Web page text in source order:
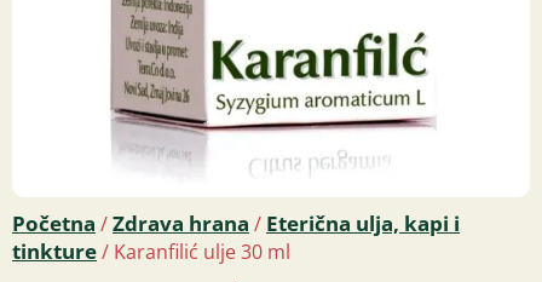
Početna /Zdrava hrana / Eterična ulja, kapi i
tinkture/ Karanfilić ulje 30 ml